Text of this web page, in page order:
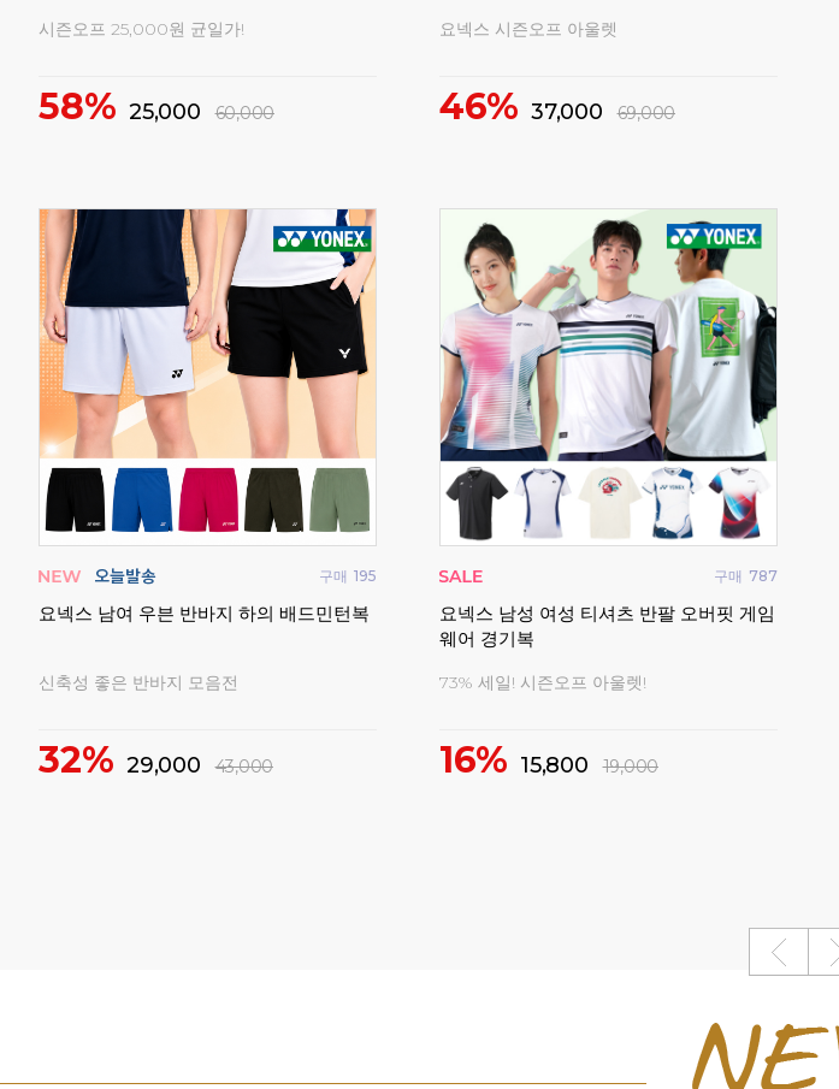
시즌오프 25,000원 균일가!
58% 25,000 60,000
요넥스 시즌오프 아울렛
46% 37,000 69,000
구매 195
요넥스 남여 우븐 반바지 하의 배드민턴복
신축성 좋은 반바지 모음전
32% 29,000 43,000
구매 787
요넥스 남성 여성 티셔츠 반팔 오버핏 게임
웨어 경기복
73% 세일! 시즌오프 아울렛!
16% 15,800 19,000